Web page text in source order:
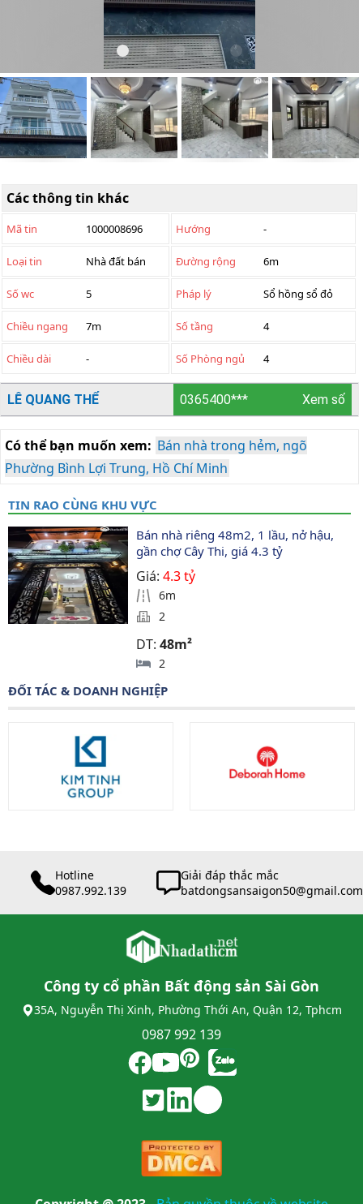
Các thông tin khác
Mã tin 1000008696 Hướng -
Loại tin Nhà đất bán Đường rộng 6m
Số wc 5 Pháp lý Sổ hồng sổ đỏ
Chiều ngang 7m Số tầng 4
Chiều dài - Số Phòng ngủ 4
LÊ QUANG THỂ 0365400*** Xem số
Có thể bạn muốn xem: Bán nhà trong hẻm, ngõ
Phường Bình Lợi Trung, Hồ Chí Minh
TIN RAO CÙNG KHU VỰC
Bán nhà riêng 48m2, 1 lầu, nở hậu,
gần chợ Cây Thi, giá 4.3 tỷ
Giá:4.3 tỷ
6m
2
DT:48m²
2
ĐỐI TÁC & DOANH NGHIỆP
Hotline
0987.992.139
Giải đáp thắc mắc
batdongsansaigon50@gmail.com
Công ty cổ phần Bất động sản Sài Gòn
35A, Nguyễn Thị Xinh, Phường Thới An, Quận 12, Tphcm
0987 992 139